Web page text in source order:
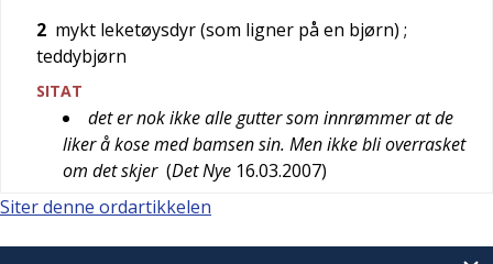
2 mykt leketøysdyr (som ligner på en bjørn) ;
teddybjørn
SITAT
det er nok ikke alle gutter som innrømmer at de
liker å kose med bamsen sin. Men ikke bli overrasket
om det skjer (Det Nye 16.03.2007)
Siter denne ordartikkelen